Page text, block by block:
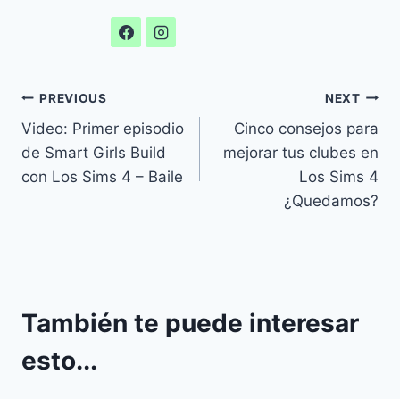
Navegación
de
entradas
PREVIOUS
Video: Primer episodio
de Smart Girls Build
con Los Sims 4 – Baile
NEXT
Cinco consejos para
mejorar tus clubes en
Los Sims 4
¿Quedamos?
También te puede interesar
esto...